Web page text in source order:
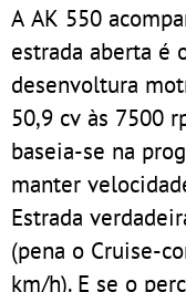
A AK 550
estrada aberta é
desenvoltura
50,9 cv às 7500
baseia-se na
manter
Estrada
(pena o Cruise-
km/h). E se o